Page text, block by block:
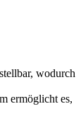
wodurch
ermöglicht es,